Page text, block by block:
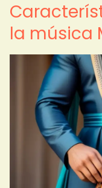
la música